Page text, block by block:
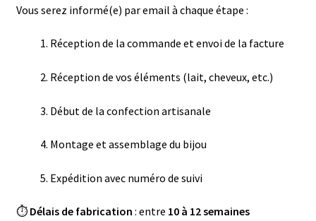
Vous serez informé(e) par email à chaque étape :
Réception de la commande et envoi de la facture
Réception de vos éléments (lait, cheveux, etc.)
Début de la confection artisanale
Montage et assemblage du bijou
Expédition avec numéro de suivi
⏱ Délais de fabrication : entre 10 à 12 semaines